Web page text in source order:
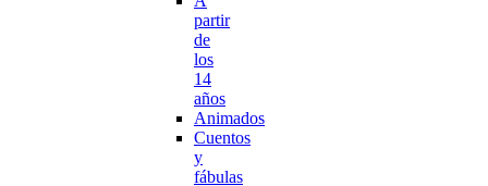
partir
de
los
14
años
Animados
Cuentos
y
fábulas